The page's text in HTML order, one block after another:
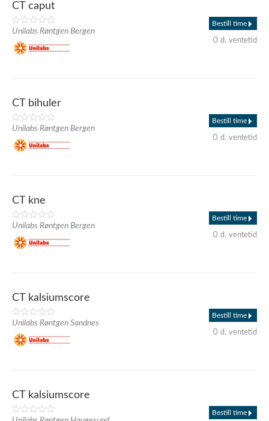
CT caput
Unilabs Røntgen Bergen
Bestill time
0 d. ventetid
CT bihuler
Unilabs Røntgen Bergen
Bestill time
0 d. ventetid
CT kne
Unilabs Røntgen Bergen
Bestill time
0 d. ventetid
CT kalsiumscore
Unilabs Røntgen Sandnes
Bestill time
0 d. ventetid
CT kalsiumscore
Bestill time